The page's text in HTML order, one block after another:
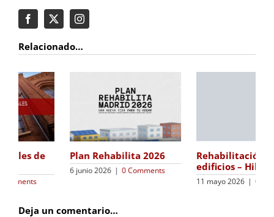
Relacionado…
Rehabilitación de
edificios – Hileras
11 mayo 2026
Campaña ITE / IEE 2026
en Madrid
| 0 Comments
Deja un comentario…